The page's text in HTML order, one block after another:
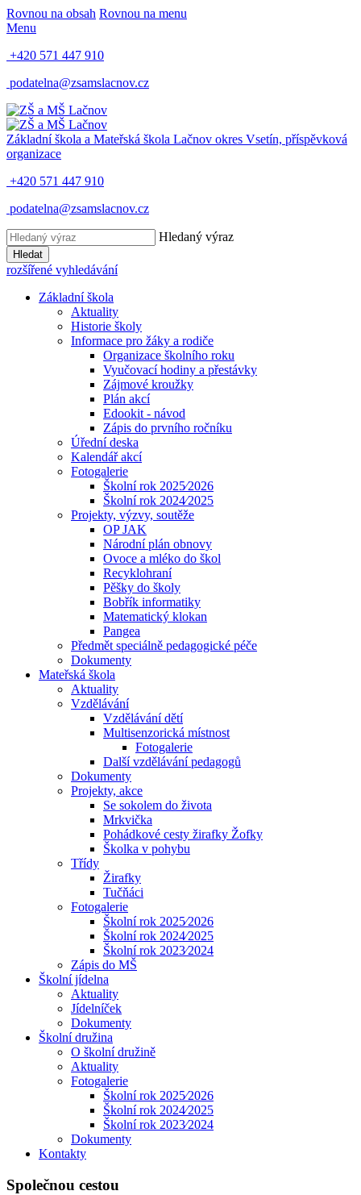
Rovnou na obsah Rovnou na menu
Menu
+420 571 447 910
podatelna@zsamslacnov.cz
Základní škola a Mateřská škola Lačnov okres Vsetín, příspěvková
organizace
+420 571 447 910
podatelna@zsamslacnov.cz
Hledaný výraz
Hledat
rozšířené vyhledávání
Základní škola
Aktuality
Historie školy
Informace pro žáky a rodiče
Organizace školního roku
Vyučovací hodiny a přestávky
Zájmové kroužky
Plán akcí
Edookit - návod
Zápis do prvního ročníku
Úřední deska
Kalendář akcí
Fotogalerie
Školní rok 2025⁄2026
Školní rok 2024⁄2025
Projekty, výzvy, soutěže
OP JAK
Národní plán obnovy
Ovoce a mléko do škol
Recyklohraní
Pěšky do školy
Bobřík informatiky
Matematický klokan
Pangea
Předmět speciálně pedagogické péče
Dokumenty
Mateřská škola
Aktuality
Vzdělávání
Vzdělávání dětí
Multisenzorická místnost
Fotogalerie
Další vzdělávání pedagogů
Dokumenty
Projekty, akce
Se sokolem do života
Mrkvička
Pohádkové cesty žirafky Žofky
Školka v pohybu
Třídy
Žirafky
Tučňáci
Fotogalerie
Školní rok 2025⁄2026
Školní rok 2024⁄2025
Školní rok 2023⁄2024
Zápis do MŠ
Školní jídelna
Aktuality
Jídelníček
Dokumenty
Školní družina
O školní družině
Aktuality
Fotogalerie
Školní rok 2025⁄2026
Školní rok 2024⁄2025
Školní rok 2023⁄2024
Dokumenty
Kontakty
Společnou cestou